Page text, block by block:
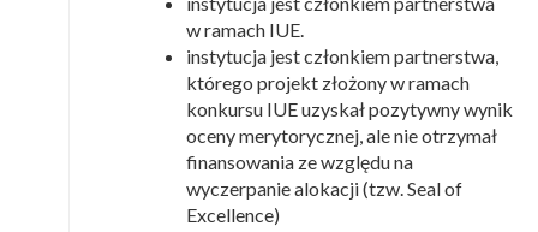
w ramach IUE.
instytucja jest członkiem partnerstwa,
którego projekt złożony w ramach
konkursu IUE uzyskał pozytywny wynik
oceny merytorycznej, ale nie otrzymał
finansowania ze względu na
wyczerpanie alokacji (tzw. Seal of
Excellence)